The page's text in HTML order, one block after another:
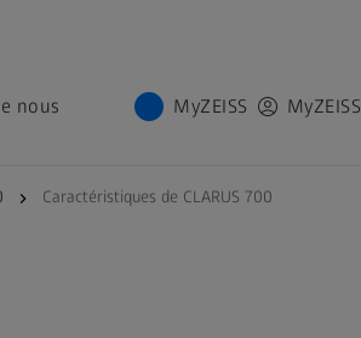
nous MyZEISS MyZEISS
Caractéristiques de CLARUS 700
Cybersécurité